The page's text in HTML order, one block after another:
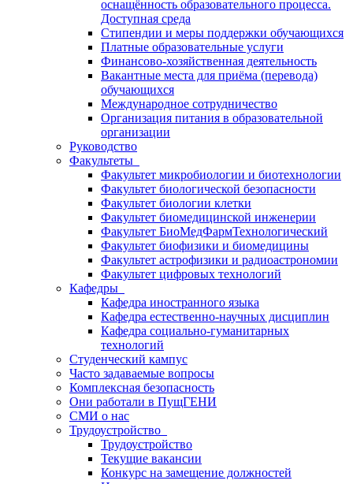
оснащённость образовательного процесса.
Доступная среда
Стипендии и меры поддержки обучающихся
Платные образовательные услуги
Финансово-хозяйственная деятельность
Вакантные места для приёма (перевода)
обучающихся
Международное сотрудничество
Организация питания в образовательной
организации
Руководство
Факультеты
Факультет микробиологии и биотехнологии
Факультет биологической безопасности
Факультет биологии клетки
Факультет биомедицинской инженерии
Факультет БиоМедФармТехнологический
Факультет биофизики и биомедицины
Факультет астрофизики и радиоастрономии
Факультет цифровых технологий
Кафедры
Кафедра иностранного языка
Кафедра естественно-научных дисциплин
Кафедра социально-гуманитарных
технологий
Студенческий кампус
Часто задаваемые вопросы
Комплексная безопасность
Они работали в ПущГЕНИ
СМИ о нас
Трудоустройство
Трудоустройство
Текущие вакансии
Конкурс на замещение должностей